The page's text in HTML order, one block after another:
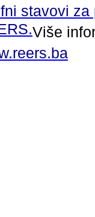
stavovi za
Više